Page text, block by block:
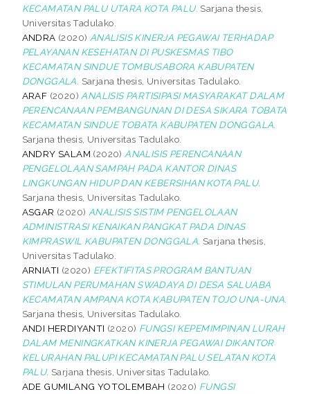
KECAMATAN PALU UTARA KOTA PALU. Sarjana thesis,
Universitas Tadulako.
ANDRA (2020) ANALISIS KINERJA PEGAWAI TERHADAP
PELAYANAN KESEHATAN DI PUSKESMAS TIBO
KECAMATAN SINDUE TOMBUSABORA KABUPATEN
DONGGALA. Sarjana thesis, Universitas Tadulako.
ARAF (2020) ANALISIS PARTISIPASI MASYARAKAT DALAM
PERENCANAAN PEMBANGUNAN DI DESA SIKARA TOBATA
KECAMATAN SINDUE TOBATA KABUPATEN DONGGALA.
Sarjana thesis, Universitas Tadulako.
ANDRY SALAM (2020) ANALISIS PERENCANAAN
PENGELOLAAN SAMPAH PADA KANTOR DINAS
LINGKUNGAN HIDUP DAN KEBERSIHAN KOTA PALU.
Sarjana thesis, Universitas Tadulako.
ASGAR (2020) ANALISIS SISTIM PENGELOLAAN
ADMINISTRASI KENAIKAN PANGKAT PADA DINAS
KIMPRASWIL KABUPATEN DONGGALA. Sarjana thesis,
Universitas Tadulako.
ARNIATI (2020) EFEKTIFITAS PROGRAM BANTUAN
STIMULAN PERUMAHAN SWADAYA DI DESA SALUABA
KECAMATAN AMPANA KOTA KABUPATEN TOJO UNA-UNA.
Sarjana thesis, Universitas Tadulako.
ANDI HERDIYANTI (2020) FUNGSI KEPEMIMPINAN LURAH
DALAM MENINGKATKAN KINERJA PEGAWAI DIKANTOR
KELURAHAN PALUPI KECAMATAN PALU SELATAN KOTA
PALU. Sarjana thesis, Universitas Tadulako.
ADE GUMILANG YOTOLEMBAH (2020) FUNGSI